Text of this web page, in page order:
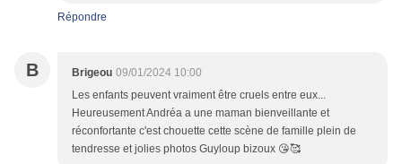
Répondre
B Brigeou 09/01/2024 10:00
Les enfants peuvent vraiment être cruels entre eux...
Heureusement Andréa a une maman bienveillante et
réconfortante c'est chouette cette scène de famille plein de
tendresse et jolies photos Guyloup bizoux 😘🥰